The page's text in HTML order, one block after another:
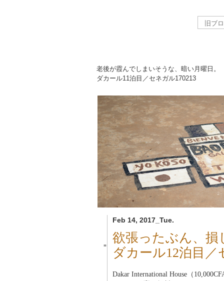
老後が霞んでしまいそうな、暗い月曜日。
ダカール11泊目／セネガル170213
Feb 14, 2017_Tue.
■
欲張ったぶん、損
ダカール12泊目／
Dakar International House（